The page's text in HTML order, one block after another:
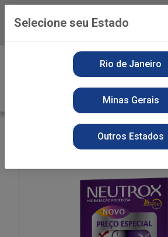
Baixe já o
PERFUMARIA
KIT SH + COND
KIT PROMOPACK NEUTROX 300+200ML 24MULTIB
Selecione seu Estado
Rio de Janeiro
Minas Gerais
Outros Estados